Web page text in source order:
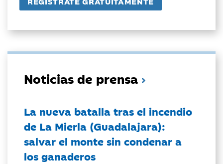
Noticias de prensa
La nueva batalla tras el incendio
de La Mierla (Guadalajara):
salvar el monte sin condenar a
los ganaderos